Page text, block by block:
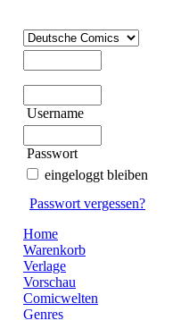
Username
Passwort
eingeloggt bleiben
Passwort vergessen?
Home
Warenkorb
Verlage
Vorschau
Comicwelten
Genres